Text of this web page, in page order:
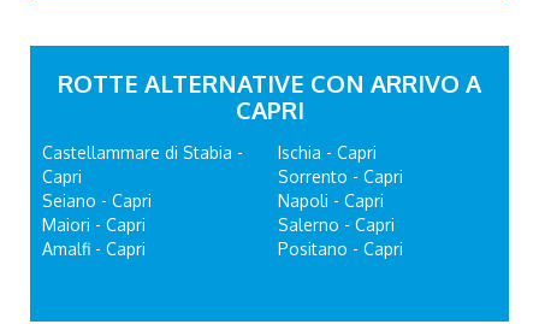
ROTTE ALTERNATIVE CON ARRIVO A
CAPRI
Castellammare di Stabia -
Capri
Seiano - Capri
Maiori - Capri
Amalfi - Capri
Ischia - Capri
Sorrento - Capri
Napoli - Capri
Salerno - Capri
Positano - Capri